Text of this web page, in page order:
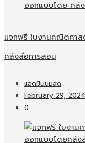
แจกฟรี ใบงานคณิตศาส
คลังสื่อการสอน
แอดมินนมสด
February 29, 2024
0